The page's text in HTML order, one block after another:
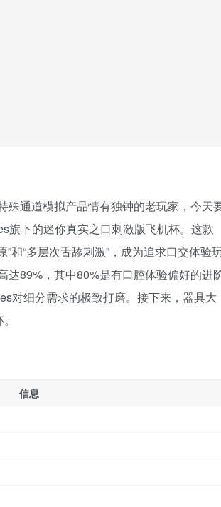
殊通道模拟产品情有独钟的老玩家，今天
下的迷你真实之口刺激版飞机杯。这款
和“多层次舌舔刺激”，成为追求口交体验
达89%，其中80%是有口腔体验偏好的进
对细分需求的极致打磨。接下来，器具大
信息